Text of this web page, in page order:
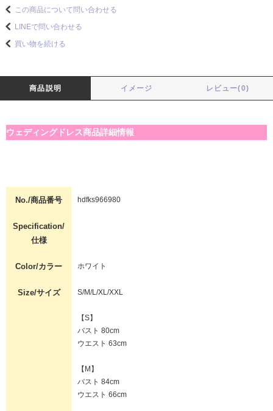
この商品について問い合わせる
LINEで問い合わせる
買い物を続ける
商品説明 イメージ レビュー(0)
ウェディングドレス商品詳細情報
No./商品番号 hdfks966980
Specification/
仕様
Color/カラー ホワイト
Size/サイズ S/M/L/XL/XXL
【S】
バスト 80cm
ウエスト 63cm
【M】
バスト 84cm
ウエスト 66cm